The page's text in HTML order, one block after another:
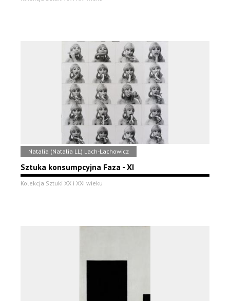
Natalia (Natalia LL) Lach-Lachowicz
Sztuka konsumpcyjna Faza - XI
Kolekcja Sztuki XX i XXI wieku